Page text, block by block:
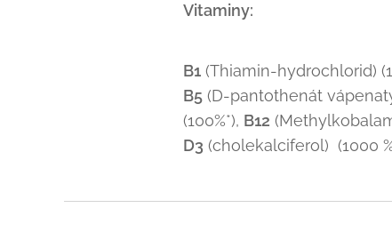
Vitaminy:
B1(Thiamin-hydrochlorid)
B5(D-pantothenát
(100%*), B12
D3 (cholekalciferol) (1000